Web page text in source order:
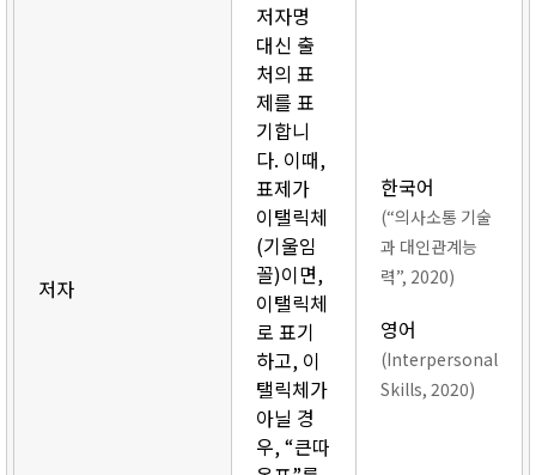
저자
저자명
대신 출
처의 표
제를 표
기합니
다. 이때,
표제가
이탤릭체
(기울임
꼴)이면,
이탤릭체
로 표기
하고, 이
탤릭체가
아닐 경
우, “큰따
한국어
(“의사소통 기술
과 대인관계능
력”, 2020)
영어
(Interpersonal
Skills, 2020)